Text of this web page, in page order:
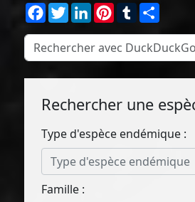
Facebook
TwitterLinkedInPinterest
Tumblr
Rechercher une
Type d'espèce endémique :
Type d'espèce endémique
Famille :